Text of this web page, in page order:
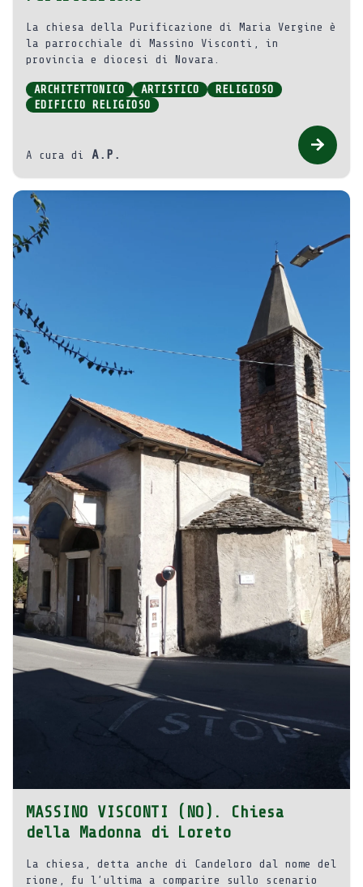
La chiesa della Purificazione di Maria Vergine è
la parrocchiale di Massino Visconti, in
provincia e diocesi di Novara.
ARCHITETTONICO ARTISTICO
RELIGIOSO
EDIFICIO RELIGIOSO
A cura di A.P.
MASSINO VISCONTI (NO). Chiesa
della Madonna di Loreto
La chiesa, detta anche di Candeloro dal nome del
rione, fu l’ultima a comparire sullo scenario